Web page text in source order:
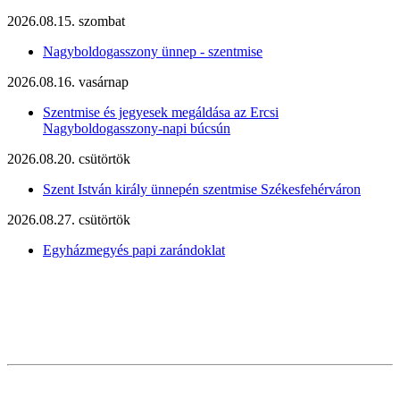
2026.08.15. szombat
Nagyboldogasszony ünnep - szentmise
2026.08.16. vasárnap
Szentmise és jegyesek megáldása az Ercsi
Nagyboldogasszony-napi búcsún
2026.08.20. csütörtök
Szent István király ünnepén szentmise Székesfehérváron
2026.08.27. csütörtök
Egyházmegyés papi zarándoklat